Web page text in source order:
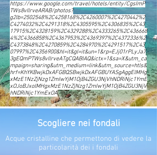
https://www.google.com/travel/hotels/entity/CgsImP
TWs8vIlrveARAB/photos?
g2lb=2502548%2C4258168%2C4260007%2C4270442%2
C4274032%2C4291318%2C4305595%2C4306835%2C43
17915%2C4328159%2C4329288%2C4333265%2C436668
4%2C4366858%2C4367953%2C4369397%2C4372336%2
C4373848%2C4270859%2C4284970%2C4291517%2C43
07997%2C4356900&hl=it&gl=it&un=1&rp=EJj01rPLyJa7
3gEQmPTWs8vIlrveATgCQABIAQ&ictx=1&sa=X&utm_ca
mpaign=sharing&utm_medium=link&utm_source=htls&
hrf=KhYKBwjkDxAFGBQSBwjkDxAFGBUYASgAggElMHg
xMzE1NzZjNzg1ZmIwYjM1OjB4ZGU3NjVhNDRiNjc1YmE
xOJoBJxolMHgxMzE1NzZjNzg1ZmIwYjM1OjB4ZGU3NjV
hNDRiNjc1YmExOA
Scogliere nei fondali
Acque cristalline che permettono di vedere la
particolarità dei i fondali